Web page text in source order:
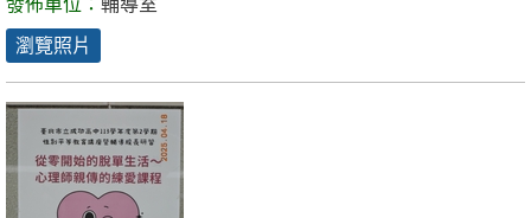
瀏覽照片